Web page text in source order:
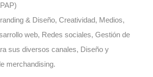
& Diseño, Creatividad, Medios,
web, Redes sociales, Gestión de
sus diversos canales, Diseño y
merchandising.